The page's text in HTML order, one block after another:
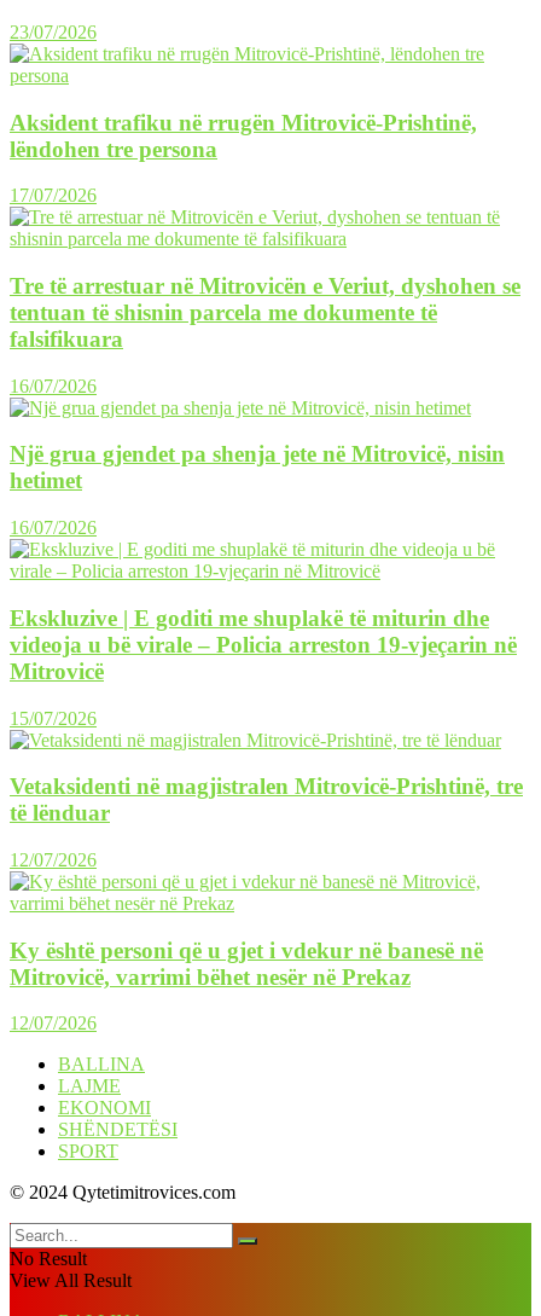
23/07/2026
Aksident trafiku në rrugën Mitrovicë-Prishtinë,
lëndohen tre persona
17/07/2026
Tre të arrestuar në Mitrovicën e Veriut, dyshohen se
tentuan të shisnin parcela me dokumente të
falsifikuara
16/07/2026
Një grua gjendet pa shenja jete në Mitrovicë, nisin
hetimet
16/07/2026
Ekskluzive | E goditi me shuplakë të miturin dhe
videoja u bë virale – Policia arreston 19-vjeçarin në
Mitrovicë
15/07/2026
Vetaksidenti në magjistralen Mitrovicë-Prishtinë, tre
të lënduar
12/07/2026
Ky është personi që u gjet i vdekur në banesë në
Mitrovicë, varrimi bëhet nesër në Prekaz
12/07/2026
BALLINA
LAJME
EKONOMI
SHËNDETËSI
SPORT
© 2024 Qytetimitrovices.com
No Result
View All Result